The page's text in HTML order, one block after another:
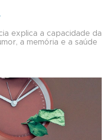
explica a capacidade da
a memória e a saúde